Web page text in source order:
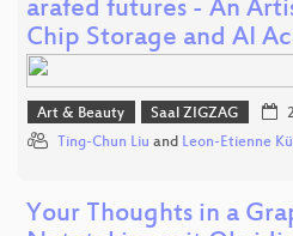
arafed futures - An
Chip Storage and AI
Art & Beauty Saal ZIGZAG
Ting-Chun Liu and Leon-Etienne
Your Thoughts in a